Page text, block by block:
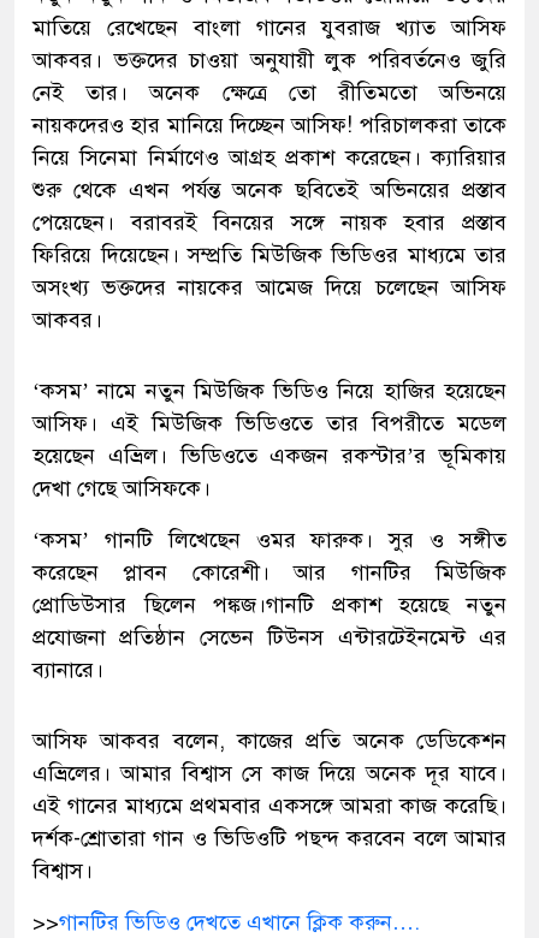
মাতিয়ে রেখেছেন বাংলা গানের যুবরাজ খ্যাত আসিফ
আকবর। ভক্তদের চাওয়া অনুযায়ী লুক পরিবর্তনেও জুরি
নেই তার। অনেক ক্ষেত্রে তো রীতিমতো অভিনয়ে
নায়কদেরও হার মানিয়ে দিচ্ছেন আসিফ! পরিচালকরা তাকে
নিয়ে সিনেমা নির্মাণেও আগ্রহ প্রকাশ করেছেন। ক্যারিয়ার
শুরু থেকে এখন পর্যন্ত অনেক ছবিতেই অভিনয়ের প্রস্তাব
পেয়েছেন। বরাবরই বিনয়ের সঙ্গে নায়ক হবার প্রস্তাব
ফিরিয়ে দিয়েছেন। সম্প্রতি মিউজিক ভিডিওর মাধ্যমে তার
অসংখ্য ভক্তদের নায়কের আমেজ দিয়ে চলেছেন আসিফ
আকবর।
‘কসম’ নামে নতুন মিউজিক ভিডিও নিয়ে হাজির হয়েছেন
আসিফ। এই মিউজিক ভিডিওতে তার বিপরীতে মডেল
হয়েছেন এভ্রিল। ভিডিওতে একজন রকস্টার’র ভূমিকায়
দেখা গেছে আসিফকে।
‘কসম’ গানটি লিখেছেন ওমর ফারুক। সুর ও সঙ্গীত
করেছেন প্লাবন কোরেশী। আর গানটির মিউজিক
প্রোডিউসার ছিলেন পঙ্কজ।গানটি প্রকাশ হয়েছে নতুন
প্রযোজনা প্রতিষ্ঠান সেভেন টিউনস এন্টারটেইনমেন্ট এর
ব্যানারে।
আসিফ আকবর বলেন, কাজের প্রতি অনেক ডেডিকেশন
এভ্রিলের। আমার বিশ্বাস সে কাজ দিয়ে অনেক দূর যাবে।
এই গানের মাধ্যমে প্রথমবার একসঙ্গে আমরা কাজ করেছি।
দর্শক-শ্রোতারা গান ও ভিডিওটি পছন্দ করবেন বলে আমার
বিশ্বাস।
>>গানটির ভিডিও দেখতে এখানে ক্লিক করুন….